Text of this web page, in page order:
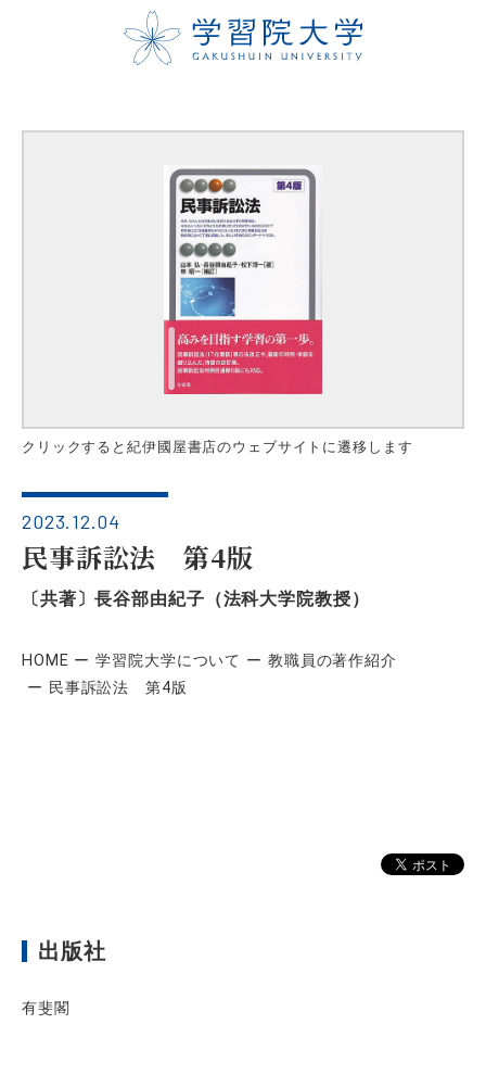
クリックすると紀伊國屋書店のウェブサイトに遷移します
2023.12.04
民事訴訟法 第4版
〔共著〕長谷部由紀子（法科大学院教授）
HOME 学習院大学について
教職員の著作紹介
民事訴訟法 第4版
出版社
有斐閣